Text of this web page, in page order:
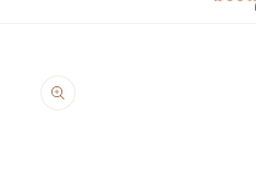
informations
produits